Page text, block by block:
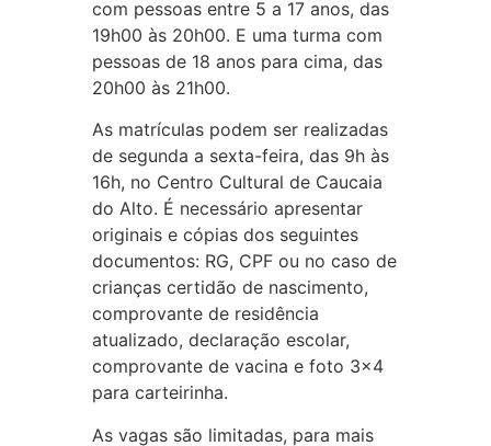
com pessoas entre 5 a 17 anos, das
19h00 às 20h00. E uma turma com
pessoas de 18 anos para cima, das
20h00 às 21h00.
As matrículas podem ser realizadas
de segunda a sexta-feira, das 9h às
16h, no Centro Cultural de Caucaia
do Alto. É necessário apresentar
originais e cópias dos seguintes
documentos: RG, CPF ou no caso de
crianças certidão de nascimento,
comprovante de residência
atualizado, declaração escolar,
comprovante de vacina e foto 3×4
para carteirinha.
As vagas são limitadas, para mais